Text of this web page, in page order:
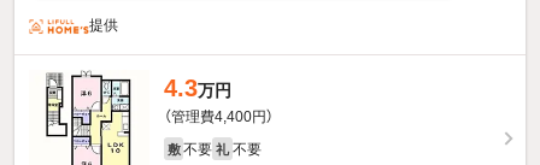
提供
4.3万円
（管理費4,400円）
敷 不要 礼 不要